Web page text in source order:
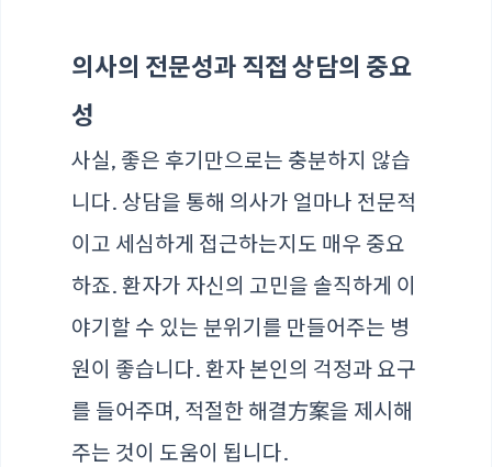
의사의 전문성과 직접 상담의 중요
성
사실, 좋은 후기만으로는 충분하지 않습
니다. 상담을 통해 의사가 얼마나 전문적
이고 세심하게 접근하는지도 매우 중요
하죠. 환자가 자신의 고민을 솔직하게 이
야기할 수 있는 분위기를 만들어주는 병
원이 좋습니다. 환자 본인의 걱정과 요구
를 들어주며, 적절한 해결方案을 제시해
주는 것이 도움이 됩니다.